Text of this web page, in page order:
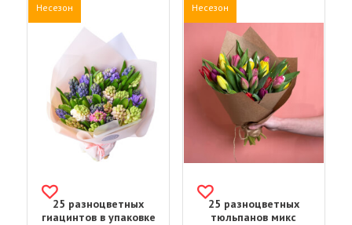
Несезон
25 разноцветных
гиацинтов в упаковке
Несезон
25 разноцветных
тюльпанов микс